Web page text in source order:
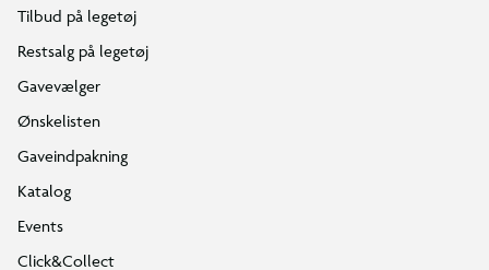
Tilbud på legetøj
Restsalg på legetøj
Gavevælger
Ønskelisten
Gaveindpakning
Katalog
Events
Click&Collect